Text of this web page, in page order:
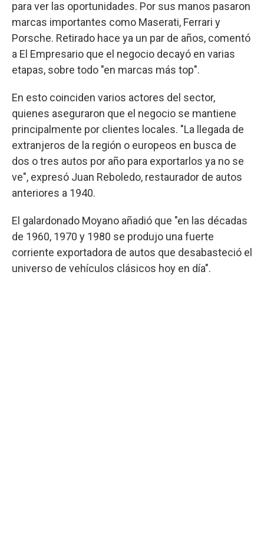
para ver las oportunidades. Por sus manos pasaron
marcas importantes como Maserati, Ferrari y
Porsche. Retirado hace ya un par de años, comentó
a El Empresario que el negocio decayó en varias
etapas, sobre todo "en marcas más top".
En esto coinciden varios actores del sector,
quienes aseguraron que el negocio se mantiene
principalmente por clientes locales. "La llegada de
extranjeros de la región o europeos en busca de
dos o tres autos por año para exportarlos ya no se
ve", expresó Juan Reboledo, restaurador de autos
anteriores a 1940.
El galardonado Moyano añadió que "en las décadas
de 1960, 1970 y 1980 se produjo una fuerte
corriente exportadora de autos que desabasteció el
universo de vehículos clásicos hoy en día".